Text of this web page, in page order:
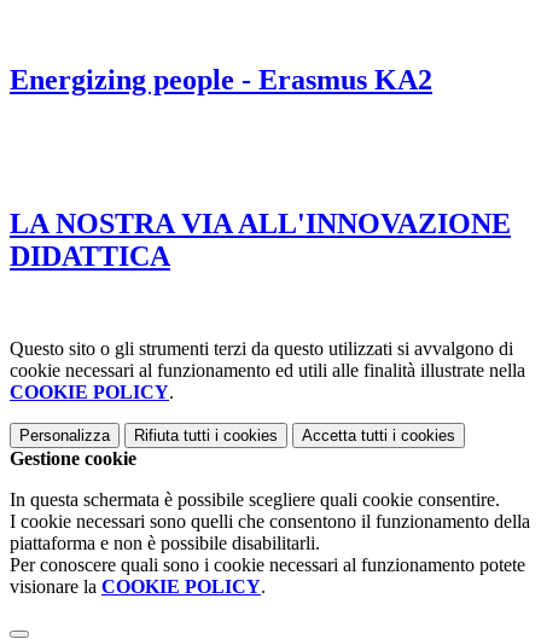
Energizing people - Erasmus KA2
LA NOSTRA VIA ALL'INNOVAZIONE
DIDATTICA
Questo sito o gli strumenti terzi da questo utilizzati si avvalgono di
cookie necessari al funzionamento ed utili alle finalità illustrate nella
COOKIE POLICY.
Personalizza Rifiuta tutti i cookies Accetta tutti i cookies
Gestione cookie
In questa schermata è possibile scegliere quali cookie consentire.
I cookie necessari sono quelli che consentono il funzionamento della
piattaforma e non è possibile disabilitarli.
Per conoscere quali sono i cookie necessari al funzionamento potete
visionare la COOKIE POLICY.